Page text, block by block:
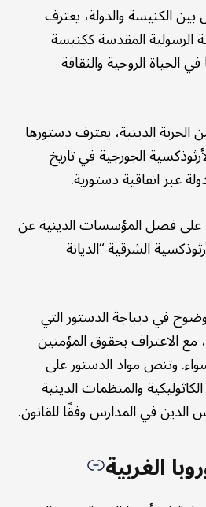
الكنيسة والدولة، يعترف
الرسولية المقدسة ككنيسة
الحياة الروحية والثقافة
الحرية الدينية، يعترف دستورها
الجورجية في تاريخ
عبر اتفاقية دستورية.
على فصل المؤسسات الدينية عن
الشرقية “الديانة
في ديباجة الدستور التي
مع الاعتراف بحقوق المؤمنين
وتنص مواد الدستور على
والمنظمات الدينية
الدين في المدارس وفقًا للقانون.
الغربية